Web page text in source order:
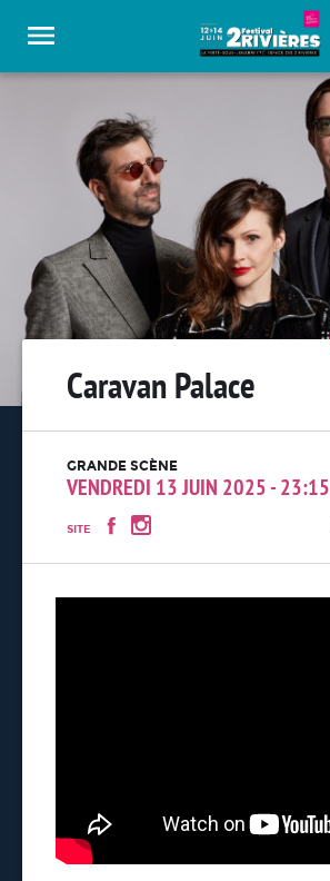
Caravan Palace
GRANDE SCÈNE
VENDREDI 13 JUIN 2025 - 23:15
SITE